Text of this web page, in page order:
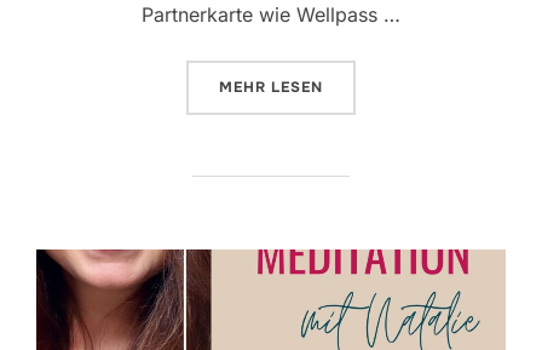
Partnerkarte wie Wellpass …
MEHR ÜBER „YOGA UND BRUNCH MIT
LESEN